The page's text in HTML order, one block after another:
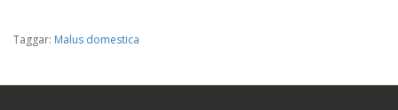
Taggar: Malus domestica